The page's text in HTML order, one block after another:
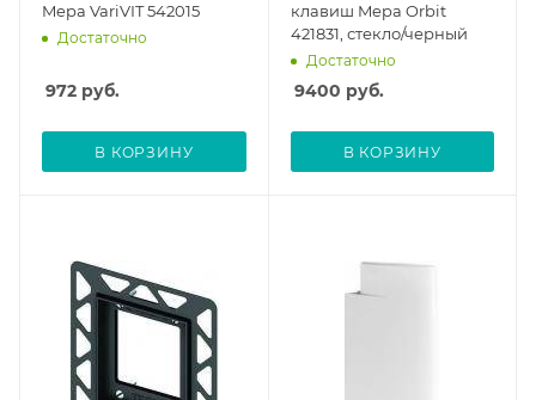
Mepa VariVIT 542015
Достаточно
972 руб.
В КОРЗИНУ
клавиш Mepa Orbit
421831, стекло/черный
Достаточно
9400 руб.
В КОРЗИНУ